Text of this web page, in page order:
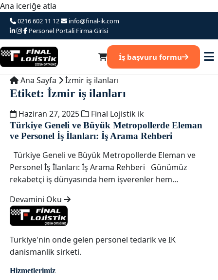
Ana iceriğe atla
0216 602 11 12
info@final-ik.com
Personel Portali Firma Girisi
İş başvuru formu
Ana Sayfa İzmir iş ilanları
Etiket: İzmir iş ilanları
Haziran 27, 2025 Final Lojistik ik
Türkiye Geneli ve Büyük Metropollerde Eleman
ve Personel İş İlanları: İş Arama Rehberi
Türkiye Geneli ve Büyük Metropollerde Eleman ve
Personel İş İlanları: İş Arama Rehberi Günümüz
rekabetçi iş dünyasında hem işverenler hem…
Devamini Oku
Turkiye'nin onde gelen personel tedarik ve IK
danismanlik sirketi.
Hizmetlerimiz